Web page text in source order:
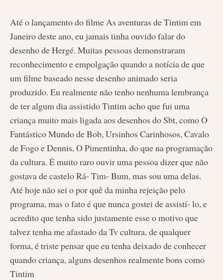
Até o lançamento do filme As aventuras de Tintim em
Janeiro deste ano, eu jamais tinha ouvido falar do
desenho de Hergé. Muitas pessoas demonstraram
reconhecimento e empolgação quando a notícia de que
um filme baseado nesse desenho animado seria
produzido. Eu realmente não tenho nenhuma lembrança
de ter algum dia assistido Tintim acho que fui uma
criança muito mais ligada aos desenhos do Sbt, como O
Fantástico Mundo de Bob, Ursinhos Carinhosos, Cavalo
de Fogo e Dennis, O Pimentinha, do que na programação
da cultura. É muito raro ouvir uma pessoa dizer que não
gostava de castelo Rá- Tim- Bum, mas sou uma delas.
Até hoje não sei o por quê da minha rejeição pelo
programa, mas o fato é que nunca gostei de assistí- lo, e
acredito que tenha sido justamente esse o motivo que
talvez tenha me afastado da Tv cultura, de qualquer
forma, é triste pensar que eu tenha deixado de conhecer
quando criança, alguns desenhos realmente bons como
Tintim